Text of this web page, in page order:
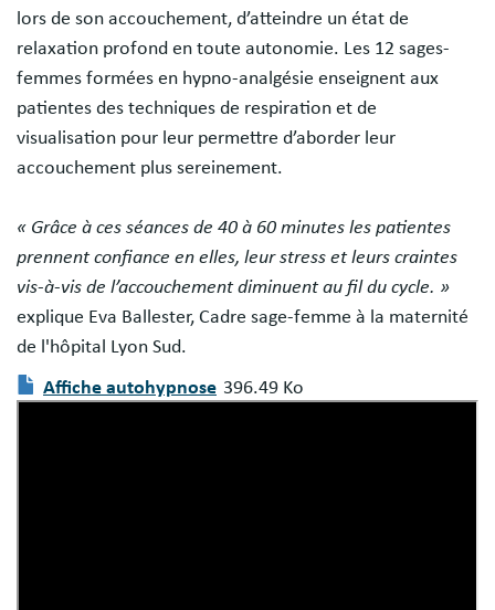
lors de son accouchement, d’atteindre un état de
relaxation profond en toute autonomie. Les 12 sages-
femmes formées en hypno-analgésie enseignent aux
patientes des techniques de respiration et de
visualisation pour leur permettre d’aborder leur
accouchement plus sereinement.
« Grâce à ces séances de 40 à 60 minutes les patientes
prennent confiance en elles, leur stress et leurs craintes
vis-à-vis de l’accouchement diminuent au fil du cycle. »
explique Eva Ballester, Cadre sage-femme à la maternité
de l'hôpital Lyon Sud.
Affiche autohypnose 396.49 Ko